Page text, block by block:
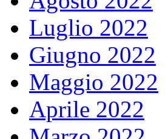
Luglio 2022
Giugno 2022
Maggio 2022
Aprile 2022